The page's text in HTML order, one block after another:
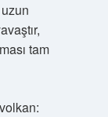
tam